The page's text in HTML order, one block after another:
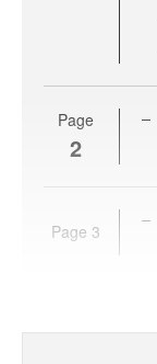
Page
2
Page 3